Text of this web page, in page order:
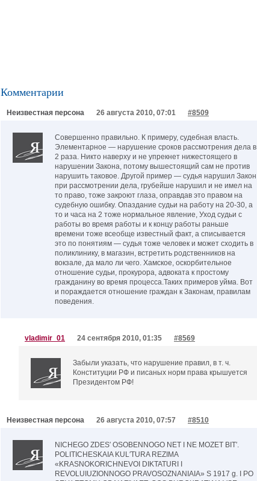
Комментарии
Неизвестная персона 26 августа 2010, 07:01 #8509
Совершенно правильно. К примеру, судебная власть.
Элементарное — нарушение сроков рассмотрения дела в
2 раза. Никто наверху и не упрекнет нижестоящего в
нарушении Закона, потому вышестоящий сам не против
нарушить таковое. Другой пример — судья нарушил Закон
при рассмотрении дела, грубейше нарушил и не имел на
то право, тоже закроют глаза, оправдав это правом на
судебную ошибку. Опаздание судьи на работу на 20-30, а
то и часа на 2 тоже нормальное явление, Уход судьи с
работы во время работы и к концу работы раньше
времени тоже всеобще известный факт, а списывается
это по понятиям — судья тоже человек и может сходить в
поликлинику, в магазин, встретить родственников на
вокзале, да мало ли чего. Хамское, оскорбительное
отношение судьи, прокурора, адвоката к простому
гражданину во время процесса.Таких примеров уйма. Вот
и пораждается отношение граждан к Законам, правилам
поведения.
vladimir_01 24 сентября 2010, 01:35 #8569
Забыли указать, что нарушение правил, в т. ч.
Конституции РФ и писаных норм права крышуется
Президентом РФ!
Неизвестная персона 26 августа 2010, 07:57 #8510
NICHEGO ZDES′ OSOBENNOGO NET I NE MOZET BIT′.
POLITICHESKAIA KUL′TURA REZIMA
«KRASNOKORICHNEVOI DIKTATURI I
REVOLUIUZIONNOGO PRAVOSOZNANIAIA» S 1917 g. I PO